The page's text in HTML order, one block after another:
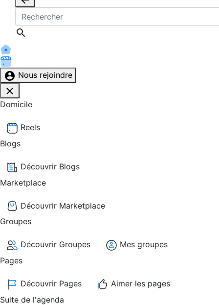
Nous rejoindre
Domicile
Reels
Blogs
Découvrir Blogs
Marketplace
Découvrir Marketplace
Groupes
Découvrir Groupes
Mes groupes
Pages
Découvrir Pages
Aimer les pages
Suite de l'agenda